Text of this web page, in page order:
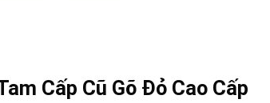
Cấp Cũ Gõ Đỏ Cao Cấp